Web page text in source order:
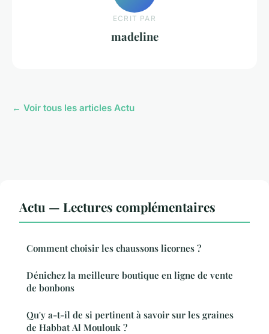
ECRIT PAR
madeline
← Voir tous les articles Actu
Actu — Lectures complémentaires
Comment choisir les chaussons licornes ?
Dénichez la meilleure boutique en ligne de vente
de bonbons
Qu'y a-t-il de si pertinent à savoir sur les graines
de Habbat Al Moulouk ?